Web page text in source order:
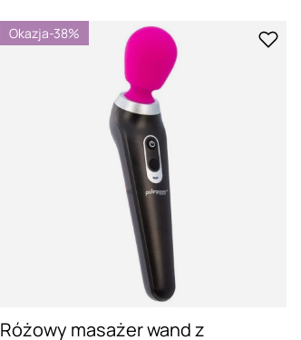
Okazja-38%
Różowy masażer wand z